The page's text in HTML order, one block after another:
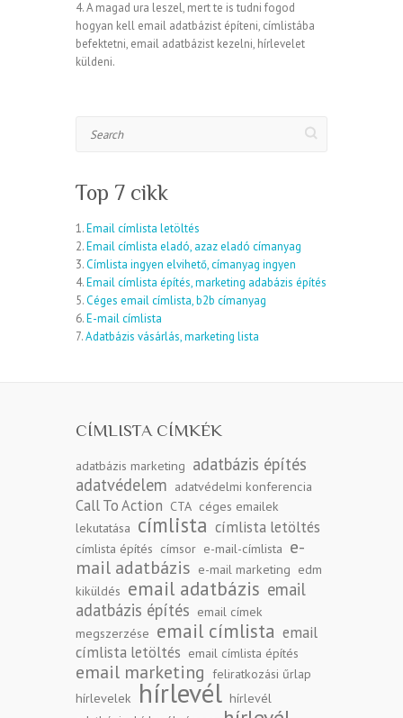
4. A magad ura leszel, mert te is tudni fogod
hogyan kell email adatbázist építeni, címlistába
befektetni, email adatbázist kezelni, hírlevelet
küldeni.
Top 7 cikk
1.Email címlista letöltés
2.Email címlista eladó, azaz eladó címanyag
3.Címlista ingyen elvihető, címanyag ingyen
4.Email címlista építés, marketing adabázis építés
5.Céges email címlista, b2b címanyag
6.E-mail címlista
7.Adatbázis vásárlás, marketing lista
CÍMLISTA CÍMKÉK
adatbázis marketing adatbázis építés
adatvédelem adatvédelmi konferencia
Call To Action CTA céges emailek
lekutatása címlista címlista letöltés
címlista építés címsor e-mail-címlista e-
mail adatbázis e-mail marketing edm
kiküldés email adatbázis email
adatbázis építés email címek
megszerzése email címlista email
címlista letöltés email címlista építés
email marketing feliratkozási űrlap
hírlevelek
hírlevél hírlevél